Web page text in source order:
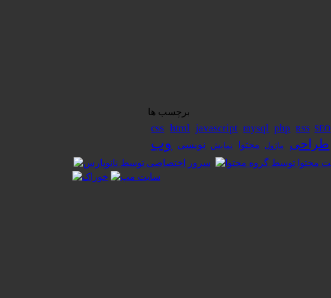
برچسب ها
css html javascript mysql php RSS SEO
طراحی ماژول محتوا نمایش نویسی وب